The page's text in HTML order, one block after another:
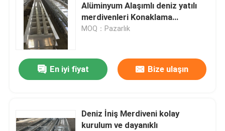
Alüminyum Alaşımlı deniz yatılı
merdivenleri Konaklama
Merdiveni
MOQ：Pazarlık
En iyi fiyat Bize ulaşın
Deniz İniş Merdiveni kolay
kurulum ve dayanıklı